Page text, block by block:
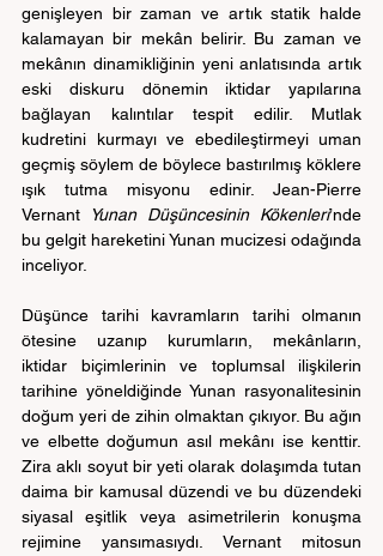
genişleyen bir zaman ve artık statik halde
kalamayan bir mekân belirir. Bu zaman ve
mekânın dinamikliğinin yeni anlatısında artık
eski diskuru dönemin iktidar yapılarına
bağlayan kalıntılar tespit edilir. Mutlak
kudretini kurmayı ve ebedileştirmeyi uman
geçmiş söylem de böylece bastırılmış köklere
ışık tutma misyonu edinir. Jean-Pierre
Vernant Yunan Düşüncesinin Kökenleri’nde
bu gelgit hareketini Yunan mucizesi odağında
inceliyor.
Düşünce tarihi kavramların tarihi olmanın
ötesine uzanıp kurumların, mekânların,
iktidar biçimlerinin ve toplumsal ilişkilerin
tarihine yöneldiğinde Yunan rasyonalitesinin
doğum yeri de zihin olmaktan çıkıyor. Bu ağın
ve elbette doğumun asıl mekânı ise kenttir.
Zira aklı soyut bir yeti olarak dolaşımda tutan
daima bir kamusal düzendi ve bu düzendeki
siyasal eşitlik veya asimetrilerin konuşma
rejimine yansımasıydı. Vernant mitosun